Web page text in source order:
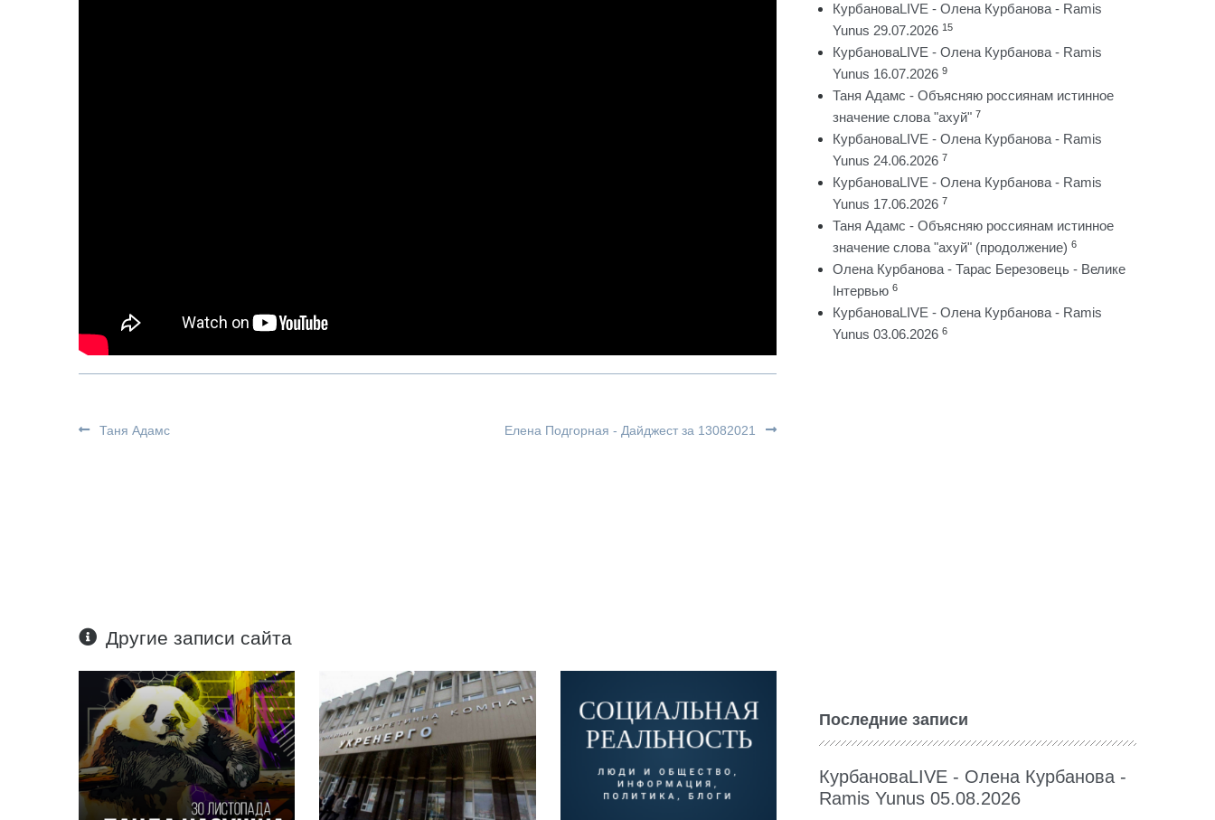
Таня Адамс Елена Подгорная - Дайджест за 13082021
Другие записи сайта
КурбановаLIVE - Олена Курбанова - Ramis
Yunus 29.07.2026 15
КурбановаLIVE - Олена Курбанова - Ramis
Yunus 16.07.2026 9
Таня Адамс - Объясняю россиянам истинное
значение слова "ахуй" 7
КурбановаLIVE - Олена Курбанова - Ramis
Yunus 24.06.2026 7
КурбановаLIVE - Олена Курбанова - Ramis
Yunus 17.06.2026 7
Таня Адамс - Объясняю россиянам истинное
значение слова "ахуй" (продолжение) 6
Олена Курбанова - Тарас Березовець - Велике
Інтервью 6
КурбановаLIVE - Олена Курбанова - Ramis
Yunus 03.06.2026 6
Последние записи
КурбановаLIVE - Олена Курбанова -
Ramis Yunus 05.08.2026